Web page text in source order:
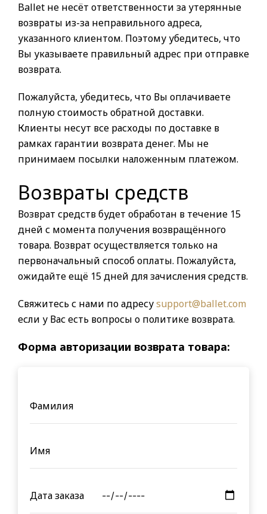
Ballet не несёт ответственности за утерянные
возвраты из-за неправильного адреса,
указанного клиентом. Поэтому убедитесь, что
Вы указываете правильный адрес при отправке
возврата.
Пожалуйста, убедитесь, что Вы оплачиваете
полную стоимость обратной доставки.
Клиенты несут все расходы по доставке в
рамках гарантии возврата денег. Мы не
принимаем посылки наложенным платежом.
Возвраты средств
Возврат средств будет обработан в течение 15
дней с момента получения возвращённого
товара. Возврат осуществляется только на
первоначальный способ оплаты. Пожалуйста,
ожидайте ещё 15 дней для зачисления средств.
Свяжитесь с нами по адресуsupport@ballet.com
если у Вас есть вопросы о политике возврата.
Форма авторизации возврата товара:
Фамилия
Имя
Дата заказа